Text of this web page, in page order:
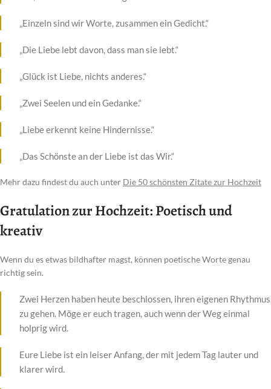
„Einzeln sind wir Worte, zusammen ein Gedicht.“
„Die Liebe lebt davon, dass man sie lebt.“
„Glück ist Liebe, nichts anderes.“
„Zwei Seelen und ein Gedanke.“
„Liebe erkennt keine Hindernisse.“
„Das Schönste an der Liebe ist das Wir.“
Mehr dazu findest du auch unter Die 50 schönsten Zitate zur Hochzeit
Gratulation zur Hochzeit: Poetisch und
kreativ
Wenn du es etwas bildhafter magst, können poetische Worte genau
richtig sein.
Zwei Herzen haben heute beschlossen, ihren eigenen Rhythmus
zu gehen. Möge er euch tragen, auch wenn der Weg einmal
holprig wird.
Eure Liebe ist ein leiser Anfang, der mit jedem Tag lauter und
klarer wird.